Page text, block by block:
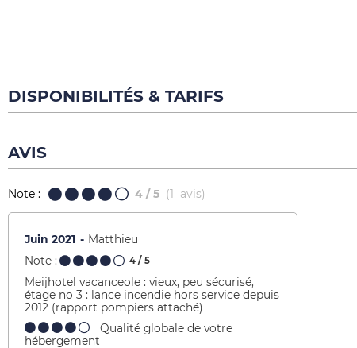
DISPONIBILITÉS & TARIFS
AVIS
Note : 4 / 5 (1 avis)
Juin 2021
Matthieu
Note :
4 / 5
Meijhotel vacanceole : vieux, peu sécurisé,
étage no 3 : lance incendie hors service depuis
2012 (rapport pompiers attaché)
Qualité globale de votre
hébergement